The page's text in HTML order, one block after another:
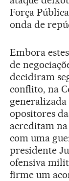
Força
onda de
Embora
de
decidiram
conflito, na
generalizada
opositores
acreditam
com uma
presidente
ofensiva
firme um